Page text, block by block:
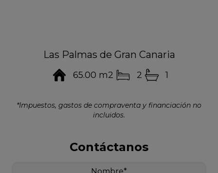
Las Palmas de Gran Canaria
65.00 m2 2 1
*Impuestos, gastos de compraventa y financiación no
incluidos.
Contáctanos